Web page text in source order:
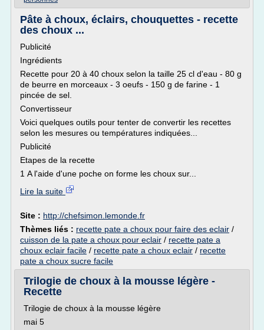
Pâte à choux, éclairs, chouquettes - recette
des choux ...
Publicité
Ingrédients
Recette pour 20 à 40 choux selon la taille 25 cl d'eau - 80 g
de beurre en morceaux - 3 oeufs - 150 g de farine - 1
pincée de sel.
Convertisseur
Voici quelques outils pour tenter de convertir les recettes
selon les mesures ou températures indiquées...
Publicité
Etapes de la recette
1 A l'aide d'une poche on forme les choux sur...
Lire la suite
Site : http://chefsimon.lemonde.fr
Thèmes liés : recette pate a choux pour faire des eclair /
cuisson de la pate a choux pour eclair / recette pate a
choux eclair facile / recette pate a choux eclair / recette
pate a choux sucre facile
Trilogie de choux à la mousse légère -
Recette
Trilogie de choux à la mousse légère
mai 5